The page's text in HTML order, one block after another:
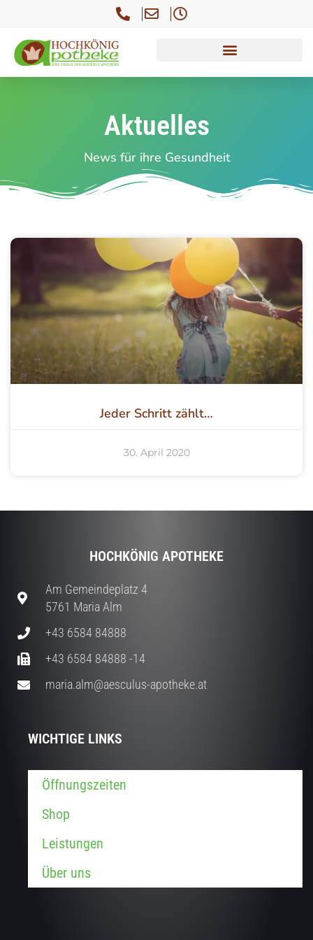
Aktuelles
News für ihre Gesundheit
Jeder Schritt zählt…
30. April 2020
HOCHKÖNIG APOTHEKE
Am Gemeindeplatz 4
5761 Maria Alm
+43 6584 84888
+43 6584 84888 -14
maria.alm@aesculus-apotheke.at
WICHTIGE LINKS
Öffnungszeiten
Shop
Leistungen
Über uns